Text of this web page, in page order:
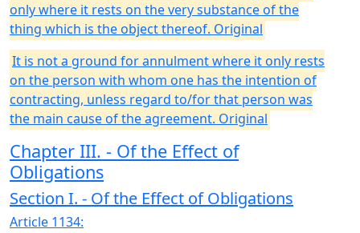
only where it rests on the very substance of the
thing which is the object thereof. Original
It is not a ground for annulment where it only rests
on the person with whom one has the intention of
contracting, unless regard to/for that person was
the main cause of the agreement. Original
Chapter III. - Of the Effect of
Obligations
Section I. - Of the Effect of Obligations
Article 1134: